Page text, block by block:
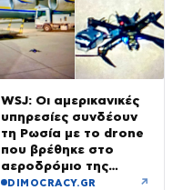
WSJ: Οι αμερικανικές
υπηρεσίες συνδέουν
τη Ρωσία με το drone
που βρέθηκε στο
αεροδρόμιο της
Λειψίας
DIMOCRACY.GR ↗